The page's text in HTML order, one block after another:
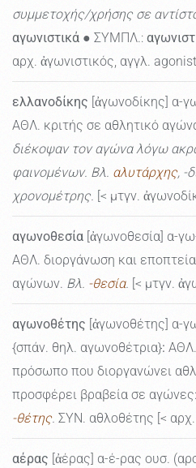
συμμετοχής/χρήσης σε
αγωνιστικά ● ΣΥΜΠΛ.:
αρχ. ἀγωνιστικός, αγγλ.
ελλανοδίκης [ἀγωνοδίκης] α-
ΑΘΛ. κριτής σε αθλητικό
διέκοψαν τον αγώνα λόγω
φαινομένων. Βλ. αλυτάρχης, -
χρονομέτρης. [< μτγν.
αγωνοθεσία [ἀγωνοθεσία] α-
ΑΘΛ. διοργάνωση και
αγώνων. Βλ. -θεσία. [< μτγν.
αγωνοθέτης [ἀγωνοθέτης] α-
{σπάν. θηλ. αγωνοθέτρια}:
πρόσωπο που διοργανώνει
προσφέρει βραβεία σε αγώνες:
-θέτης. ΣΥΝ. αθλοθέτης [<
αέρας [ἀέρας] α-έ-ρας ουσ.